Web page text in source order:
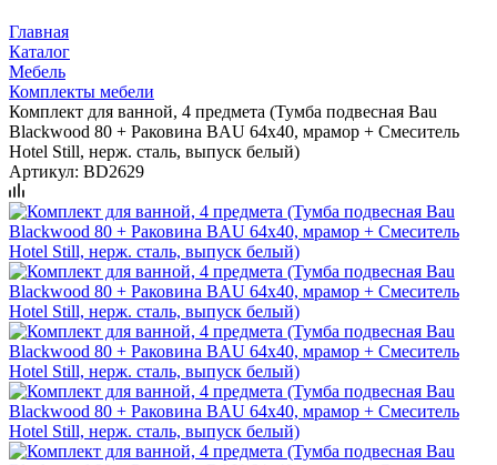
Главная
Каталог
Мебель
Комплекты мебели
Комплект для ванной, 4 предмета (Тумба подвесная Bau
Blackwood 80 + Раковина BAU 64х40, мрамор + Смеситель
Hotel Still, нерж. сталь, выпуск белый)
Артикул: BD2629